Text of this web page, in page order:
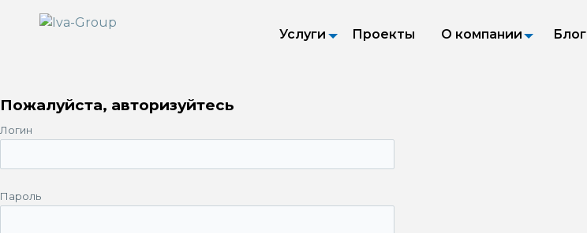
Услуги Проекты О компании Блог
Пожалуйста, авторизуйтесь
Логин
Пароль